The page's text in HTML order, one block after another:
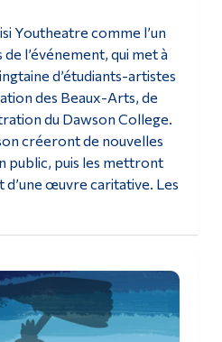
Youtheatre comme l’un
l’événement, qui met à
d’étudiants-artistes
des Beaux-Arts, de
du Dawson College.
créeront de nouvelles
public, puis les mettront
œuvre caritative. Les